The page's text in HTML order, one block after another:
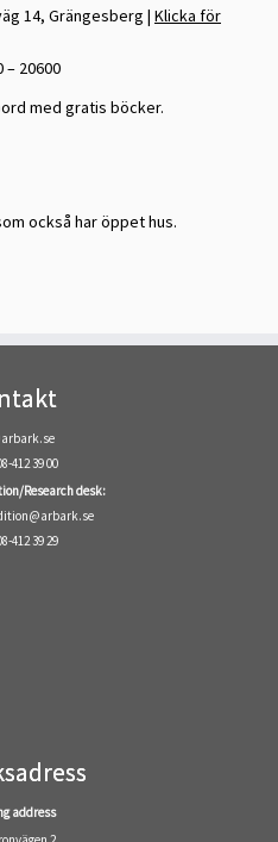
14, Grängesberg | Klicka för
20600
med gratis böcker.
också har öppet hus.
412 39 00
Research desk:
412 39 29
address